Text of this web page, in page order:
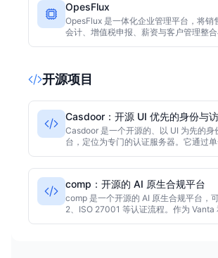
OpesFlux
OpesFlux 是一体化企业管理平台，将销
会计、增值税申报、薪资与客户管理整
开源项目
Casdoor：开源 UI 优先的身份与
Casdoor 是一个开源的、以 UI 为先的身
台，定位为专门的认证服务器。它通过
录、SCIM 2.0 配置、基于角色的访问控
模型。技术栈采用 React 前端和 Go 与
持久化到 MySQL、PostgreSQL 等数据
comp：开源的 AI 原生合规平台
comp 是一个开源的 AI 原生合规平台，
2、ISO 27001 等认证流程。作为 Vanta